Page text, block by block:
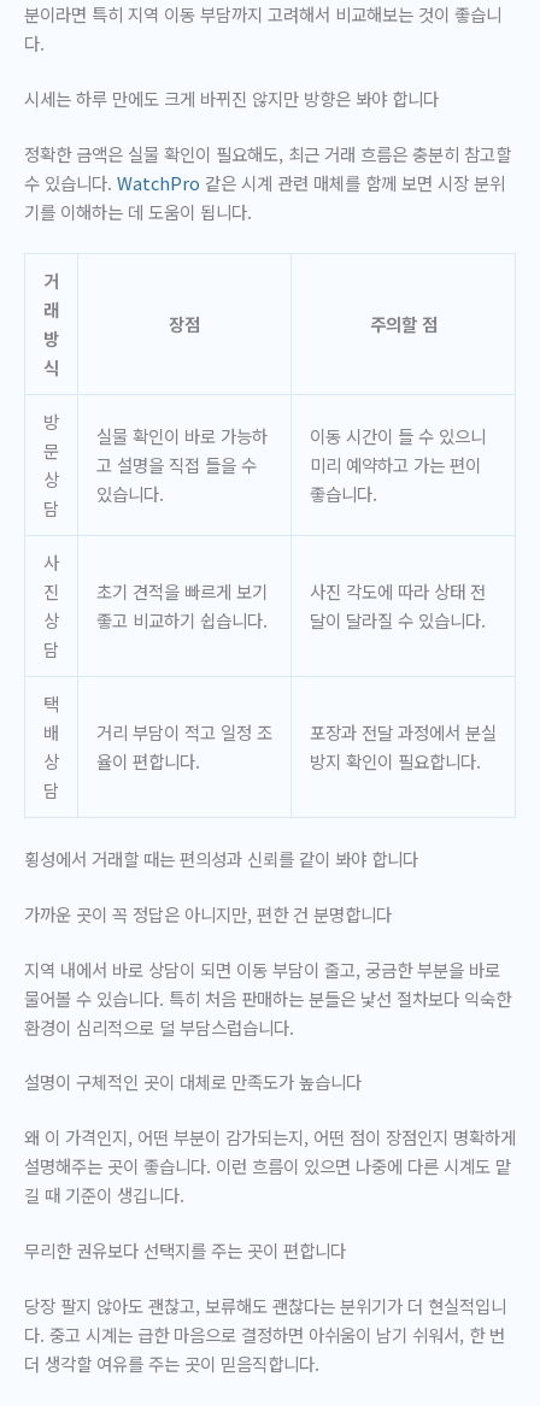
분이라면 특히 지역 이동 부담까지 고려해서 비교해보는 것이 좋습니
다.
시세는 하루 만에도 크게 바뀌진 않지만 방향은 봐야 합니다
정확한 금액은 실물 확인이 필요해도, 최근 거래 흐름은 충분히 참고할
수 있습니다. WatchPro 같은 시계 관련 매체를 함께 보면 시장 분위
기를 이해하는 데 도움이 됩니다.
거
래
방
식
장점 주의할 점
방
문
상
담
실물 확인이 바로 가능하
고 설명을 직접 들을 수
있습니다.
이동 시간이 들 수 있으니
미리 예약하고 가는 편이
좋습니다.
사
진
상
담
초기 견적을 빠르게 보기
좋고 비교하기 쉽습니다.
사진 각도에 따라 상태 전
달이 달라질 수 있습니다.
택
배
상
담
거리 부담이 적고 일정 조
율이 편합니다.
포장과 전달 과정에서 분실
방지 확인이 필요합니다.
횡성에서 거래할 때는 편의성과 신뢰를 같이 봐야 합니다
가까운 곳이 꼭 정답은 아니지만, 편한 건 분명합니다
지역 내에서 바로 상담이 되면 이동 부담이 줄고, 궁금한 부분을 바로
물어볼 수 있습니다. 특히 처음 판매하는 분들은 낯선 절차보다 익숙한
환경이 심리적으로 덜 부담스럽습니다.
설명이 구체적인 곳이 대체로 만족도가 높습니다
왜 이 가격인지, 어떤 부분이 감가되는지, 어떤 점이 장점인지 명확하게
설명해주는 곳이 좋습니다. 이런 흐름이 있으면 나중에 다른 시계도 맡
길 때 기준이 생깁니다.
무리한 권유보다 선택지를 주는 곳이 편합니다
당장 팔지 않아도 괜찮고, 보류해도 괜찮다는 분위기가 더 현실적입니
다. 중고 시계는 급한 마음으로 결정하면 아쉬움이 남기 쉬워서, 한 번
더 생각할 여유를 주는 곳이 믿음직합니다.